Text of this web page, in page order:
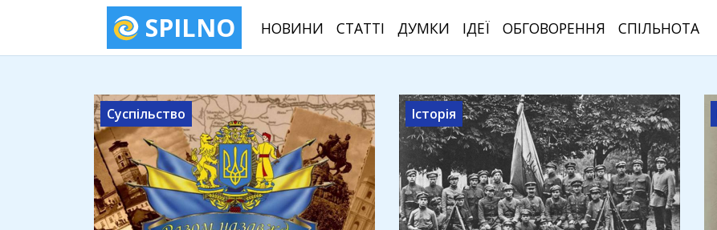
SPILNO НОВИНИ СТАТТІ ДУМКИ ІДЕЇ ОБГОВОРЕННЯ СПІЛЬНОТА
Суспільство Історія